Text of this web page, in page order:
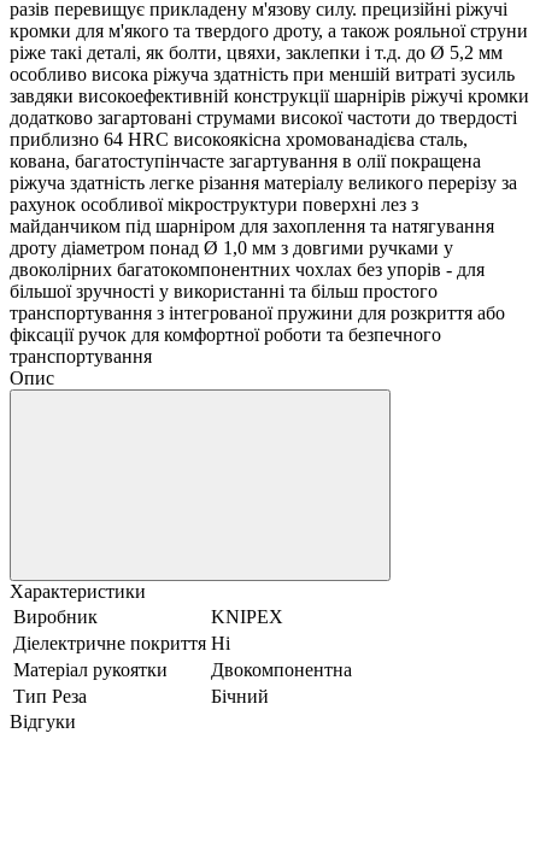
разів перевищує прикладену м'язову силу. прецизійні ріжучі
кромки для м'якого та твердого дроту, а також рояльної струни
ріже такі деталі, як болти, цвяхи, заклепки і т.д. до Ø 5,2 мм
особливо висока ріжуча здатність при меншій витраті зусиль
завдяки високоефективній конструкції шарнірів ріжучі кромки
додатково загартовані струмами високої частоти до твердості
приблизно 64 HRC високоякісна хромованадієва сталь,
кована, багатоступінчасте загартування в олії покращена
ріжуча здатність легке різання матеріалу великого перерізу за
рахунок особливої мікроструктури поверхні лез з
майданчиком під шарніром для захоплення та натягування
дроту діаметром понад Ø 1,0 мм з довгими ручками у
двоколірних багатокомпонентних чохлах без упорів - для
більшої зручності у використанні та більш простого
транспортування з інтегрованої пружини для розкриття або
фіксації ручок для комфортної роботи та безпечного
транспортування
Опис
Характеристики
Виробник
KNIPEX
Діелектричне покриття Ні
Матеріал рукоятки
Двокомпонентна
Тип Реза
Бічний
Відгуки